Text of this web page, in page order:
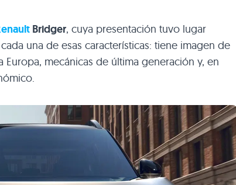
Bridger, cuya presentación tuvo lugar
una de esas características: tiene imagen de
mecánicas de última generación y, en